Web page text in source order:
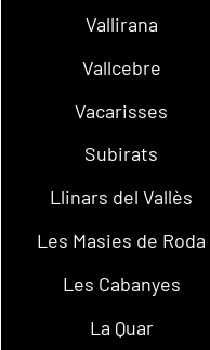
Vallirana
Vallcebre
Vacarisses
Subirats
Llinars del Vallès
Les Masies de Roda
Les Cabanyes
La Quar